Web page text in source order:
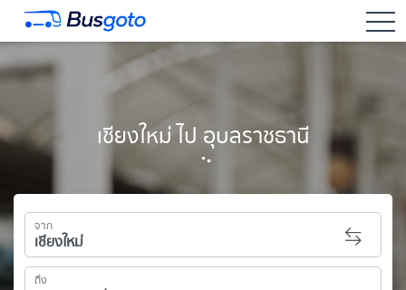
เชียงใหม่ ไป อุบลราชธานี
จาก
ถึง